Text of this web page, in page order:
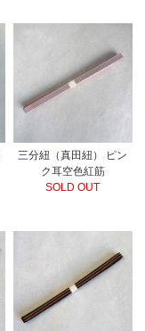
三分紐（真田紐） ピン
ク耳空色紅筋
SOLD OUT